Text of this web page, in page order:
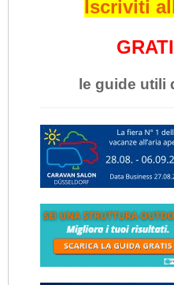
Iscriviti
le guide utili